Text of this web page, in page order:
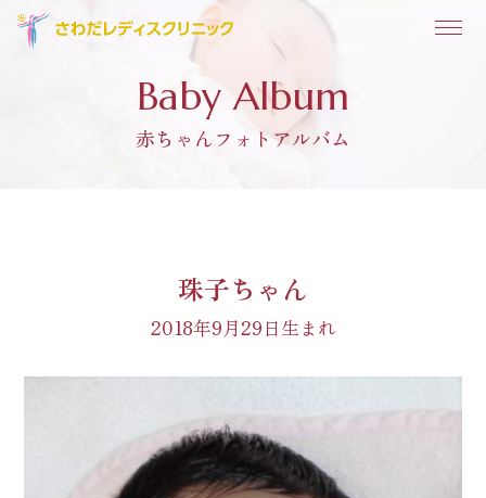
Baby Album
赤ちゃんフォトアルバム
珠子ちゃん
2018年9月29日生まれ